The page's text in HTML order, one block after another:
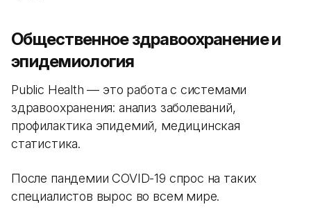
Общественное здравоохранение и
эпидемиология
Public Health — это работа с системами
здравоохранения: анализ заболеваний,
профилактика эпидемий, медицинская
статистика.
После пандемии COVID-19 спрос на таких
специалистов вырос во всем мире.